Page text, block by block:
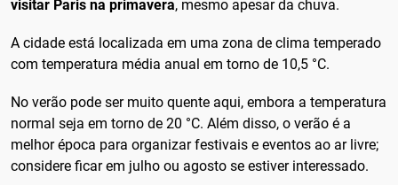
visitar Paris na primavera, mesmo apesar da chuva.
A cidade está localizada em uma zona de clima temperado
com temperatura média anual em torno de 10,5 °C.
No verão pode ser muito quente aqui, embora a temperatura
normal seja em torno de 20 °C. Além disso, o verão é a
melhor época para organizar festivais e eventos ao ar livre;
considere ficar em julho ou agosto se estiver interessado.